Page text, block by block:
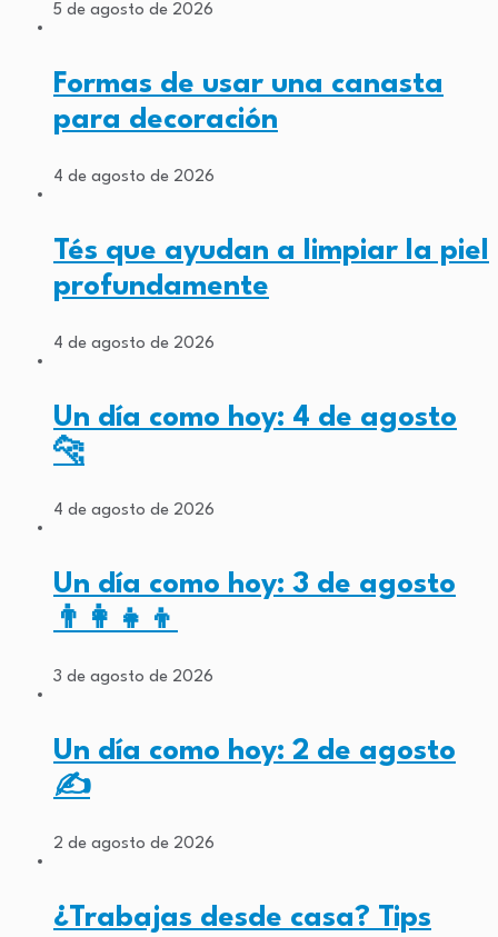
5 de agosto de 2026
Formas de usar una canasta
para decoración
4 de agosto de 2026
Tés que ayudan a limpiar la piel
profundamente
4 de agosto de 2026
Un día como hoy: 4 de agosto
🐆
4 de agosto de 2026
Un día como hoy: 3 de agosto
👨‍👩‍👧‍👦
3 de agosto de 2026
Un día como hoy: 2 de agosto
✍️
2 de agosto de 2026
¿Trabajas desde casa? Tips